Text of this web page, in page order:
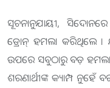
ସୂଚନାନୁଯାୟୀ, ସିଦୋନରେ
ଡ୍ରୋନ୍ ହମଲା କରିଥିଲେ ।
ଉପରେ ସବୁଠାରୁ ବଡ଼ ହମଲା
ଶରଣାର୍ଥୀଙ୍କ କ୍ୟାମ୍ପ ନୁହେଁ